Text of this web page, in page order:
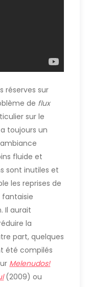
réserves sur
de flux
sur le
toujours un
fluide et
sont inutiles et
les reprises de
fantaisie
Il aurait
la
part, quelques
été compilés
Melenudos!
(2009) ou